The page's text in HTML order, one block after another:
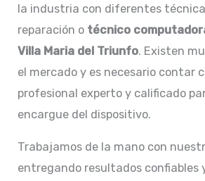
la industria con diferentes
reparación o técnico
Villa Maria del Triunfo. Existen
el mercado y es necesario contar
profesional experto y calificado
encargue del dispositivo.
Trabajamos de la mano con
entregando resultados confiables